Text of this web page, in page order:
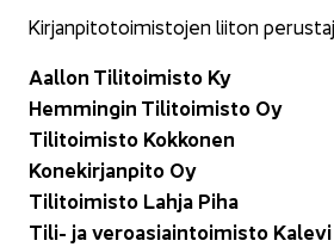
Kir­jan­pi­to­toi­mis­to­jen lii­ton
Aal­lon Ti­li­toi­mis­to Ky
Hem­min­gin Ti­li­toi­mis­to Oy
Ti­li­toi­mis­to Kok­ko­nen
Ko­ne­kir­jan­pi­to Oy
Ti­li­toi­mis­to Lahja Piha
Tili- ja ve­roa­siain­toi­mis­to